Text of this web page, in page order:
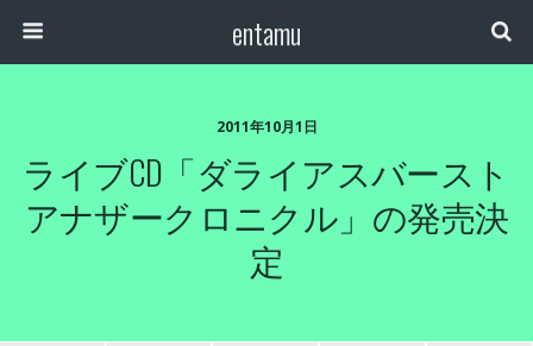
entamu
2011年10月1日
ライブCD「ダライアスバースト
アナザークロニクル」の発売決
定